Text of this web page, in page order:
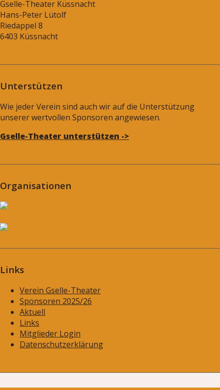
Gselle-Theater Küssnacht
Hans-Peter Lütolf
Riedappel 8
6403 Küssnacht
Unterstützen
Wie jeder Verein sind auch wir auf die Unterstützung
unserer wertvollen Sponsoren angewiesen.
Gselle-Theater unterstützen ->
Organisationen
Links
Verein Gselle-Theater
Sponsoren 2025/26
Aktuell
Links
Mitglieder Login
Datenschutzerklärung